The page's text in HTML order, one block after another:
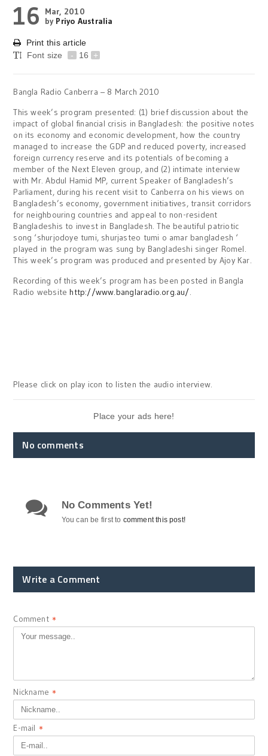
16
Mar, 2010
by Priyo Australia
Print this article
Font size
- 16 +
Bangla Radio Canberra – 8 March 2010
This week’s program presented: (1) brief discussion about the
impact of global financial crisis in Bangladesh: the positive notes
on its economy and economic development, how the country
managed to increase the GDP and reduced poverty, increased
foreign currency reserve and its potentials of becoming a
member of the Next Eleven group, and (2) intimate interview
with Mr. Abdul Hamid MP, current Speaker of Bangladesh’s
Parliament, during his recent visit to Canberra on his views on
Bangladesh’s economy, government initiatives, transit corridors
for neighbouring countries and appeal to non-resident
Bangladeshis to invest in Bangladesh. The beautiful patriotic
song ‘shurjodoye tumi, shurjasteo tumi o amar bangladesh ‘
played in the program was sung by Bangladeshi singer Romel.
This week’s program was produced and presented by Ajoy Kar.
Recording of this week’s program has been posted in Bangla
Radio websitehttp://www.banglaradio.org.au/.
Please click on play icon to listen the audio interview.
Place your ads here!
No comments
No Comments Yet!
You can be first to comment this post!
Write a Comment
Comment *
Nickname *
E-mail *